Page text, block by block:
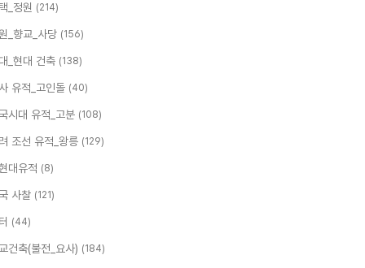
_정원 (214)
_향교_사당 (156)
_현대 건축 (138)
유적_고인돌 (40)
시대 유적_고분 (108)
조선 유적_왕릉 (129)
대유적 (8)
사찰 (121)
(44)
건축(불전_요사) (184)